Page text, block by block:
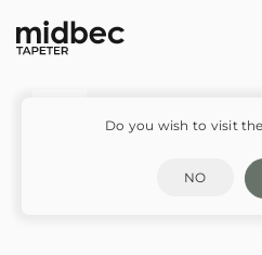
Vine – 82017Do you wish to visit
NO